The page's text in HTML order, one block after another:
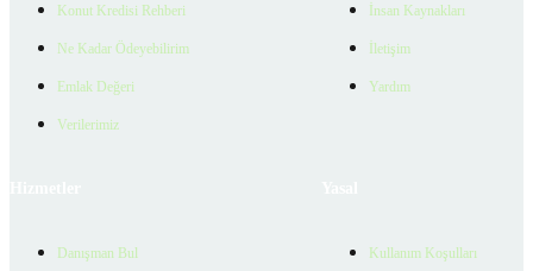
Konut Kredisi Rehberi
Ne Kadar Ödeyebilirim
Emlak Değeri
Verilerimiz
İnsan Kaynakları
İletişim
Yardım
Danışman Bul Kullanım Koşulları